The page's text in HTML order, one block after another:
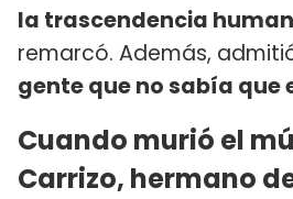
la trascendencia
remarcó. Además,
gente que no sabía que
Cuando murió el
Carrizo, hermano